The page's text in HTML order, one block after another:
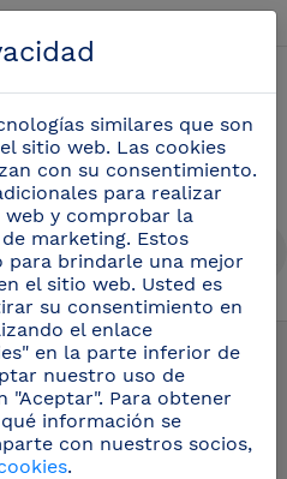
similares que son
sitio web. Las cookies
con su consentimiento.
para realizar
web y comprobar la
marketing. Estos
para brindarle una mejor
el sitio web. Usted es
su consentimiento en
el enlace
en la parte inferior de
nuestro uso de
"Aceptar". Para obtener
información se
con nuestros socios,
.